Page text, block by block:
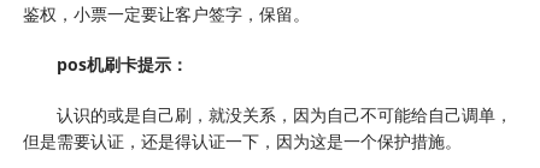
鉴权，小票一定要让客户签字，保留。
pos机刷卡提示：
认识的或是自己刷，就没关系，因为自己不可能给自己调单，
但是需要认证，还是得认证一下，因为这是一个保护措施。